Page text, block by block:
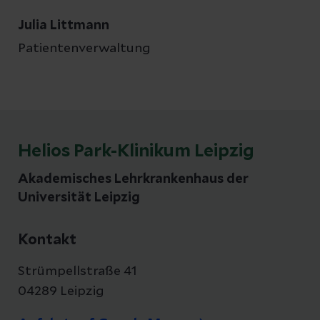
Julia Littmann
Patientenverwaltung
Helios Park-Klinikum Leipzig
Akademisches Lehrkrankenhaus der
Universität Leipzig
Kontakt
Strümpellstraße 41
04289 Leipzig